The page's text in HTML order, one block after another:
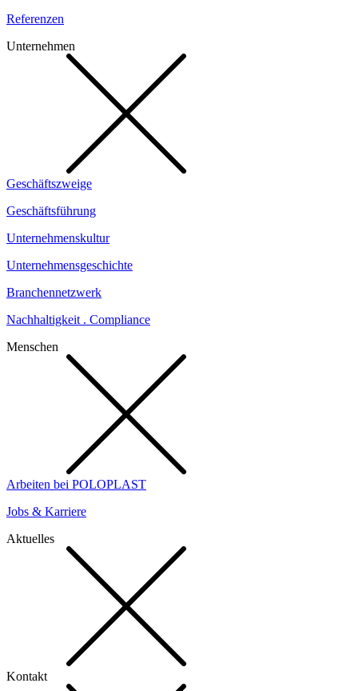
Referenzen
Unternehmen
Geschäftszweige
Geschäftsführung
Unternehmenskultur
Unternehmensgeschichte
Branchennetzwerk
Nachhaltigkeit . Compliance
Menschen
Arbeiten bei POLOPLAST
Jobs & Karriere
Aktuelles
Kontakt